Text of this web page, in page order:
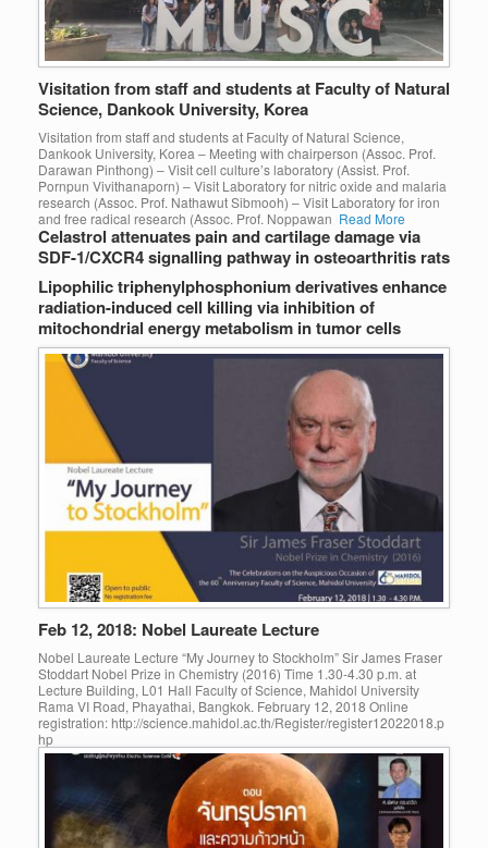
Visitation from staff and students at Faculty of Natural
Science, Dankook University, Korea
Visitation from staff and students at Faculty of Natural Science,
Dankook University, Korea – Meeting with chairperson (Assoc. Prof.
Darawan Pinthong) – Visit cell culture’s laboratory (Assist. Prof.
Pornpun Vivithanaporn) – Visit Laboratory for nitric oxide and malaria
research (Assoc. Prof. Nathawut Sibmooh) – Visit Laboratory for iron
and free radical research (Assoc. Prof. Noppawan Read More
Celastrol attenuates pain and cartilage damage via
SDF-1/CXCR4 signalling pathway in osteoarthritis rats
Lipophilic triphenylphosphonium derivatives enhance
radiation-induced cell killing via inhibition of
mitochondrial energy metabolism in tumor cells
Feb 12, 2018: Nobel Laureate Lecture
Nobel Laureate Lecture “My Journey to Stockholm” Sir James Fraser
Stoddart Nobel Prize in Chemistry (2016) Time 1.30-4.30 p.m. at
Lecture Building, L01 Hall Faculty of Science, Mahidol University
Rama VI Road, Phayathai, Bangkok. February 12, 2018 Online
registration: http://science.mahidol.ac.th/Register/register12022018.p
hp